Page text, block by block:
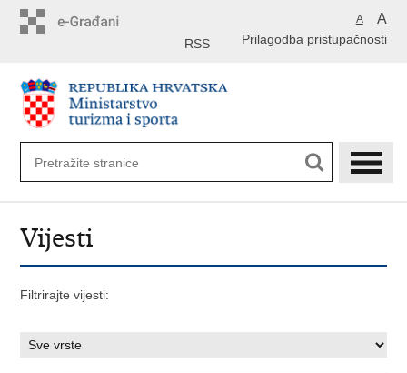
A A
Prilagodba pristupačnosti
RSS
Vijesti
Filtrirajte vijesti: